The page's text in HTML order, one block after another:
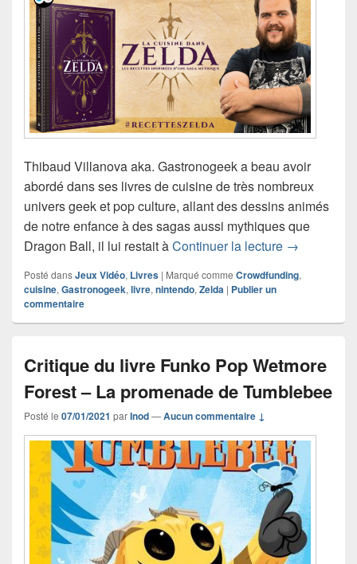
Thibaud Villanova aka. Gastronogeek a beau avoir
abordé dans ses livres de cuisine de très nombreux
univers geek et pop culture, allant des dessins animés
de notre enfance à des sagas aussi mythiques que
Dragon Ball, il lui restait àContinuer la lecture →
Posté dansJeux Vidéo, Livres | Marqué comme Crowdfunding,
cuisine, Gastronogeek, livre, nintendo, Zelda | Publier un
commentaire
Critique du livre Funko Pop Wetmore
Forest – La promenade de Tumblebee
Posté le 07/01/2021 parInod—Aucun commentaire ↓